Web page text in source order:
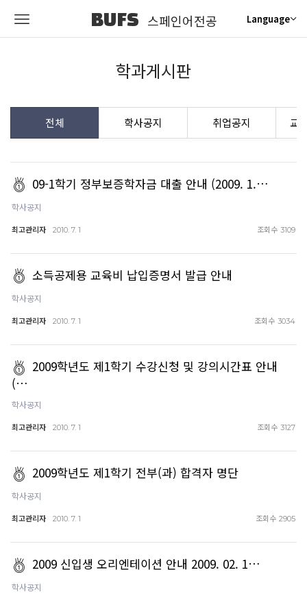
BUFS 스페인어전공 Language
학과게시판
전체 학사공지 취업공지 교
09-1학기 정부보증학자금 대출 안내 (2009. 1.…
학사공지
최고관리자 2010. 7. 1 조회수 3109
소득공제용 교육비 납입증명서 발급 안내
학사공지
최고관리자 2010. 7. 1 조회수 3034
2009학년도 제1학기 수강신청 및 강의시간표 안내
(…
학사공지
최고관리자 2010. 7. 1 조회수 3127
2009학년도 제1학기 전부(과) 합격자 명단
학사공지
최고관리자 2010. 7. 1 조회수 2905
2009 신입생 오리엔테이션 안내 2009. 02. 1…
학사공지